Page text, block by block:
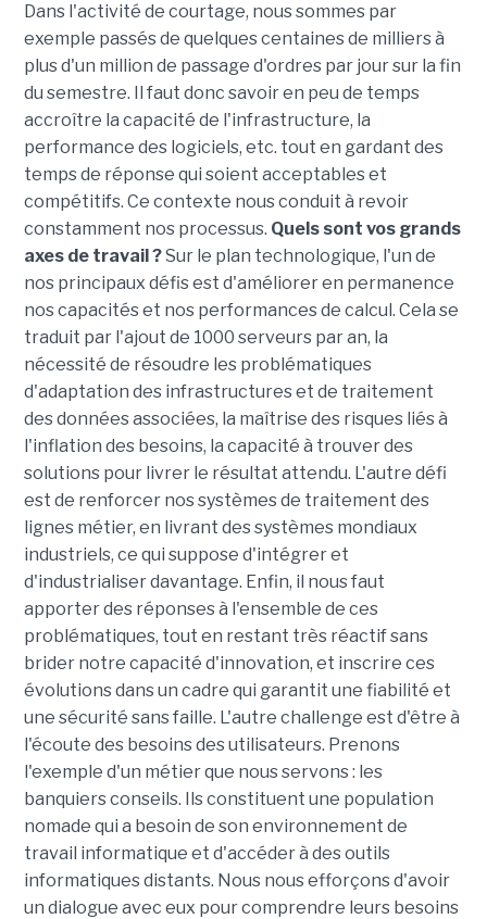
Dans l'activité de courtage, nous sommes par
exemple passés de quelques centaines de milliers à
plus d'un million de passage d'ordres par jour sur la fin
du semestre. Il faut donc savoir en peu de temps
accroître la capacité de l'infrastructure, la
performance des logiciels, etc. tout en gardant des
temps de réponse qui soient acceptables et
compétitifs. Ce contexte nous conduit à revoir
constamment nos processus. Quels sont vos grands
axes de travail ?Sur le plan technologique, l'un de
nos principaux défis est d'améliorer en permanence
nos capacités et nos performances de calcul. Cela se
traduit par l'ajout de 1000 serveurs par an, la
nécessité de résoudre les problématiques
d'adaptation des infrastructures et de traitement
des données associées, la maîtrise des risques liés à
l'inflation des besoins, la capacité à trouver des
solutions pour livrer le résultat attendu. L'autre défi
est de renforcer nos systèmes de traitement des
lignes métier, en livrant des systèmes mondiaux
industriels, ce qui suppose d'intégrer et
d'industrialiser davantage. Enfin, il nous faut
apporter des réponses à l'ensemble de ces
problématiques, tout en restant très réactif sans
brider notre capacité d'innovation, et inscrire ces
évolutions dans un cadre qui garantit une fiabilité et
une sécurité sans faille. L'autre challenge est d'être à
l'écoute des besoins des utilisateurs. Prenons
l'exemple d'un métier que nous servons : les
banquiers conseils. Ils constituent une population
nomade qui a besoin de son environnement de
travail informatique et d'accéder à des outils
informatiques distants. Nous nous efforçons d'avoir
un dialogue avec eux pour comprendre leurs besoins